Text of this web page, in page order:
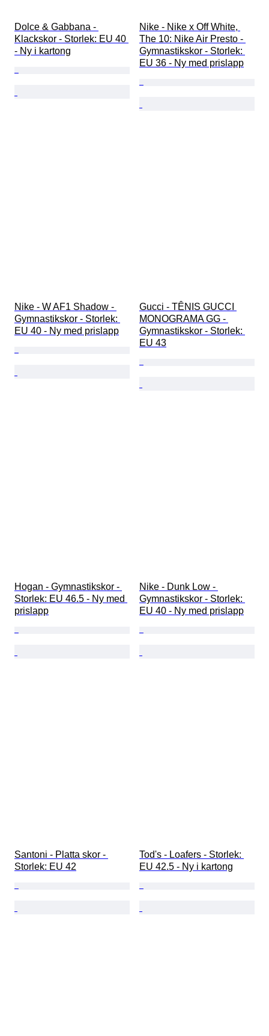
Dolce & Gabbana -
Klackskor - Storlek: EU 40
- Ny i kartong
Nike - Nike x Off White,
The 10: Nike Air Presto -
Gymnastikskor - Storlek:
EU 36 - Ny med prislapp
Nike - W AF1 Shadow -
Gymnastikskor - Storlek:
EU 40 - Ny med prislapp
Gucci - TÊNIS GUCCI
MONOGRAMA GG -
Gymnastikskor - Storlek:
EU 43
Hogan - Gymnastikskor -
Storlek: EU 46.5 - Ny med
prislapp
Nike - Dunk Low -
Gymnastikskor - Storlek:
EU 40 - Ny med prislapp
Santoni - Platta skor -
Storlek: EU 42
Tod's - Loafers - Storlek:
EU 42.5 - Ny i kartong